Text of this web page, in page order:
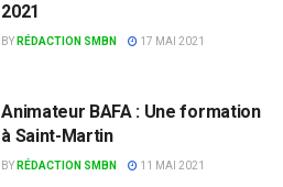
2021
BY RÉDACTION SMBN 17 MAI 2021
Animateur BAFA : Une formation
à Saint-Martin
BY RÉDACTION SMBN 11 MAI 2021